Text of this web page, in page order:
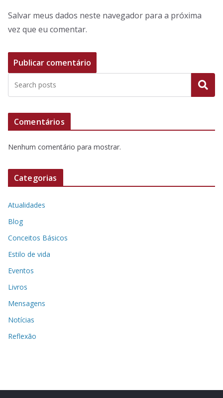
Salvar meus dados neste navegador para a próxima
vez que eu comentar.
Pesquisar
Comentários
Nenhum comentário para mostrar.
Categorias
Atualidades
Blog
Conceitos Básicos
Estilo de vida
Eventos
Livros
Mensagens
Notícias
Reflexão